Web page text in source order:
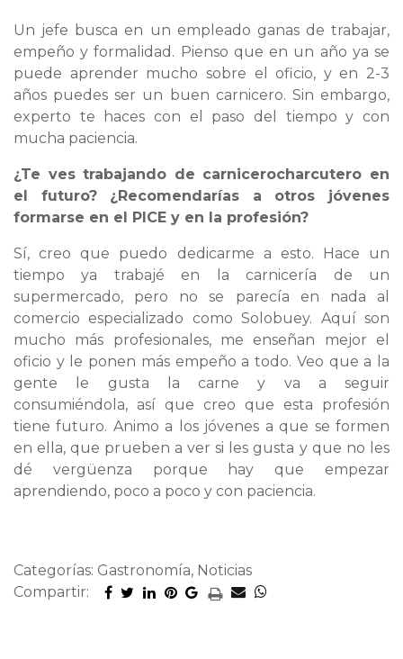
Un jefe busca en un empleado ganas de trabajar,
empeño y formalidad. Pienso que en un año ya se
puede aprender mucho sobre el oficio, y en 2-3
años puedes ser un buen carnicero. Sin embargo,
experto te haces con el paso del tiempo y con
mucha paciencia.
¿Te ves trabajando de carnicerocharcutero en
el futuro? ¿Recomendarías a otros jóvenes
formarse en el PICE y en la profesión?
Sí, creo que puedo dedicarme a esto. Hace un
tiempo ya trabajé en la carnicería de un
supermercado, pero no se parecía en nada al
comercio especializado como Solobuey. Aquí son
mucho más profesionales, me enseñan mejor el
oficio y le ponen más empeño a todo. Veo que a la
gente le gusta la carne y va a seguir
consumiéndola, así que creo que esta profesión
tiene futuro. Animo a los jóvenes a que se formen
en ella, que prueben a ver si les gusta y que no les
dé vergüenza porque hay que empezar
aprendiendo, poco a poco y con paciencia.
Categorías: Gastronomía, Noticias
Compartir: